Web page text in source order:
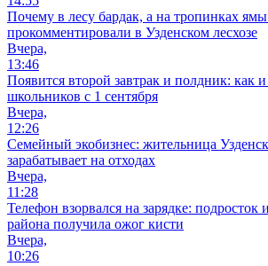
Почему в лесу бардак, а на тропинках
прокомментировали в Узденском лесхозе
Вчера,
13:46
Появится второй завтрак и полдник: как
школьников с 1 сентября
Вчера,
12:26
Семейный экобизнес: жительница
зарабатывает на отходах
Вчера,
11:28
Телефон взорвался на зарядке: подросток
района получила ожог кисти
Вчера,
10:26